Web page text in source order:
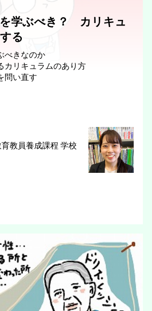
学ぶべき？ カリキュ
る
べきなのか
カリキュラムのあり方
問い直す
教員養成課程 学校